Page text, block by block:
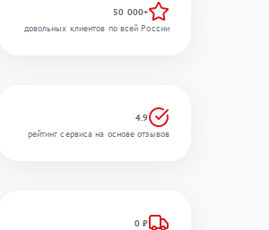
50 000+
довольных клиентов по всей России
4.9
рейтинг сервиса на основе отзывов
0 ₽